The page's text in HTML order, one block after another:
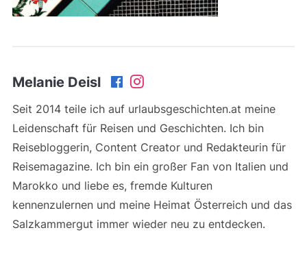
Melanie Deisl
Seit 2014 teile ich auf urlaubsgeschichten.at meine
Leidenschaft für Reisen und Geschichten. Ich bin
Reisebloggerin, Content Creator und Redakteurin für
Reisemagazine. Ich bin ein großer Fan von Italien und
Marokko und liebe es, fremde Kulturen
kennenzulernen und meine Heimat Österreich und das
Salzkammergut immer wieder neu zu entdecken.